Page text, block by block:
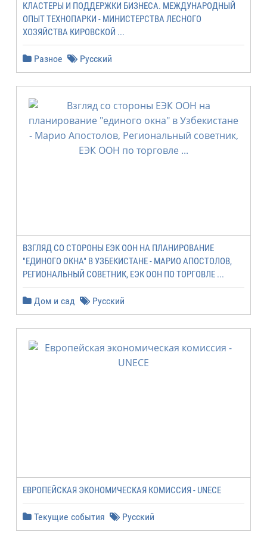
КЛАСТЕРЫ И ПОДДЕРЖКИ БИЗНЕСА. МЕЖДУНАРОДНЫЙ
ОПЫТ ТЕХНОПАРКИ - МИНИСТЕРСТВА ЛЕСНОГО
ХОЗЯЙСТВА КИРОВСКОЙ ...
Разное Русский
ВЗГЛЯД СО СТОРОНЫ ЕЭК ООН НА ПЛАНИРОВАНИЕ
"ЕДИНОГО ОКНА" В УЗБЕКИСТАНЕ - МАРИО АПОСТОЛОВ,
РЕГИОНАЛЬНЫЙ СОВЕТНИК, ЕЭК ООН ПО ТОРГОВЛЕ ...
Дом и сад Русский
ЕВРОПЕЙСКАЯ ЭКОНОМИЧЕСКАЯ КОМИССИЯ - UNECE
Текущие события Русский